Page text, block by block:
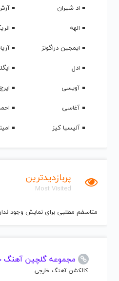
اد شیران
الهه
ایمجین دراگونز
ادل
آویسی
ایرج
آغاسی
آلیسیا کیز
پربازدیدترین
Most Visited
متاسفم مطلبی برای نمایش وجود
مجموعه گلچین آهنگ
کالکشن آهنگ خارجی